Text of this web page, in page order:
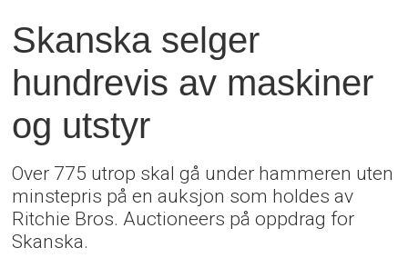
Skanska selger
hundrevis av maskiner
og utstyr
Over 775 utrop skal gå under hammeren uten
minstepris på en auksjon som holdes av
Ritchie Bros. Auctioneers på oppdrag for
Skanska.